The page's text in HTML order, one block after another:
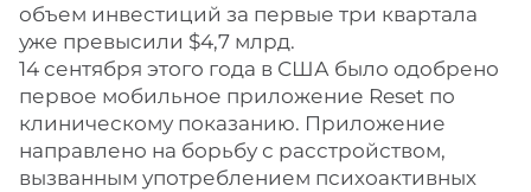
объем инвестиций за первые три квартала
уже превысили $4,7 млрд.
14 сентября этого года в США было одобрено
первое мобильное приложение Reset по
клиническому показанию. Приложение
направлено на борьбу с расстройством,
вызванным употреблением психоактивных